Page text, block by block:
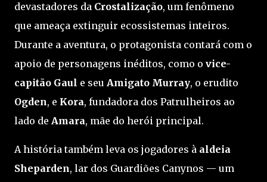
devastadores da Crostalização, um fenômeno
que ameaça extinguir ecossistemas inteiros.
Durante a aventura, o protagonista contará com o
apoio de personagens inéditos, como o vice-
capitão Gaul e seu Amigato Murray, o erudito
Ogden, e Kora, fundadora dos Patrulheiros ao
lado de Amara, mãe do herói principal.
A história também leva os jogadores à aldeia
Sheparden, lar dos Guardiões Canynos — um